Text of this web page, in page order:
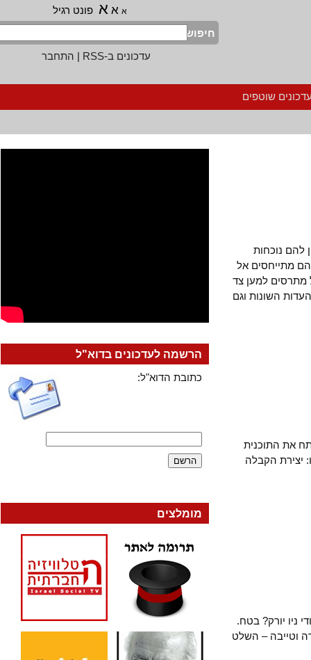
א א פונט רגיל
חיפוש
עדכונים ב-RSS
|התחבר
שוטפים
נוכחות
אל
למען צד
השונות וגם
התוכנית
הקבלה
את יהודי ניו יורק? בטח.
– השלט
הרשמה לעדכונים בדוא"ל
כתובת הדוא"ל:
מומלצים